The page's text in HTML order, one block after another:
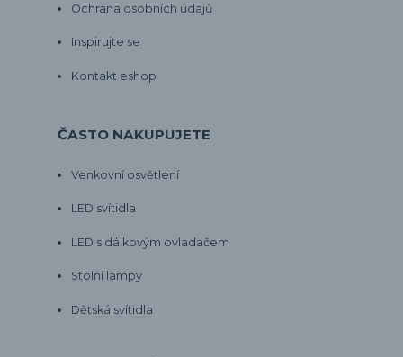
Ochrana osobních údajů
Inspirujte se
Kontakt eshop
ČASTO NAKUPUJETE
Venkovní osvětlení
LED svítidla
LED s dálkovým ovladačem
Stolní lampy
Dětská svítidla